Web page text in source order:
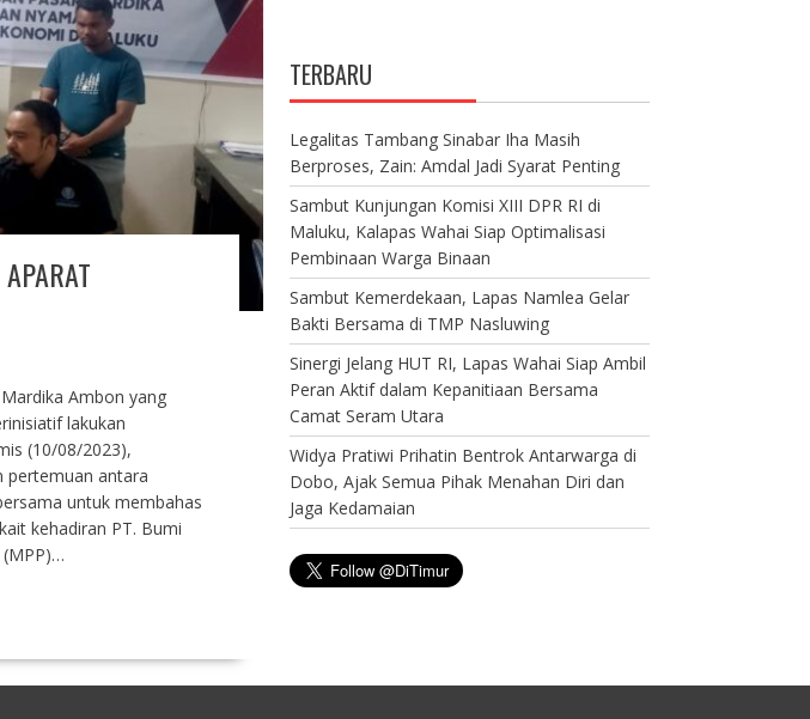
Ambon yang
lakukan
(10/08/2023),
pertemuan antara
untuk membahas
kehadiran PT. Bumi
(MPP)…
TERBARU
Legalitas Tambang Sinabar Iha Masih
Berproses, Zain: Amdal Jadi Syarat Penting
Sambut Kunjungan Komisi XIII DPR RI di
Maluku, Kalapas Wahai Siap Optimalisasi
Pembinaan Warga Binaan
Sambut Kemerdekaan, Lapas Namlea Gelar
Bakti Bersama di TMP Nasluwing
Sinergi Jelang HUT RI, Lapas Wahai Siap Ambil
Peran Aktif dalam Kepanitiaan Bersama
Camat Seram Utara
Widya Pratiwi Prihatin Bentrok Antarwarga di
Dobo, Ajak Semua Pihak Menahan Diri dan
Jaga Kedamaian